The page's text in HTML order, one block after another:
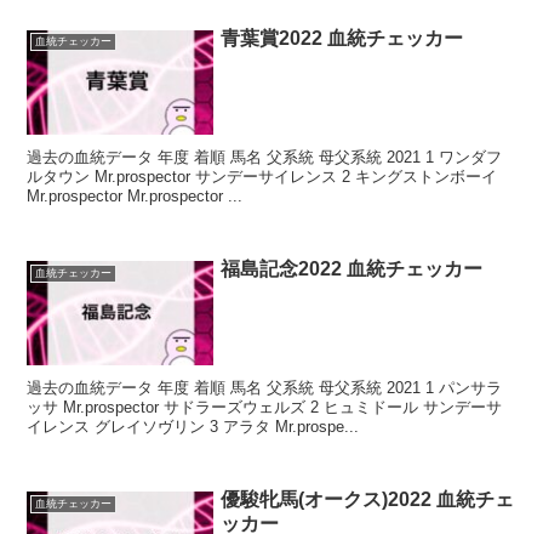
血統チェッカー 青葉賞2022 血統チェッカー
過去の血統データ 年度 着順 馬名 父系統 母父系統 2021 1 ワンダフ
ルタウン Mr.prospector サンデーサイレンス 2 キングストンボーイ
Mr.prospector Mr.prospector ...
血統チェッカー 福島記念2022 血統チェッカー
過去の血統データ 年度 着順 馬名 父系統 母父系統 2021 1 パンサラ
ッサ Mr.prospector サドラーズウェルズ 2 ヒュミドール サンデーサ
イレンス グレイソヴリン 3 アラタ Mr.prospe...
血統チェッカー
優駿牝馬(オークス)2022 血統チェ
ッカー